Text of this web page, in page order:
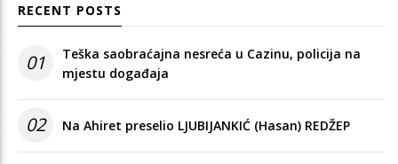
RECENT POSTS
01
Teška saobraćajna nesreća u Cazinu, policija na
mjestu događaja
02 Na Ahiret preselio LJUBIJANKIĆ (Hasan) REDŽEP